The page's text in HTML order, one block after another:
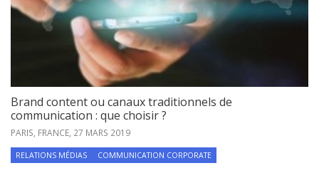
Brand content ou canaux traditionnels de
communication : que choisir ?
PARIS, FRANCE, 27 MARS 2019
RELATIONS MÉDIAS COMMUNICATION CORPORATE